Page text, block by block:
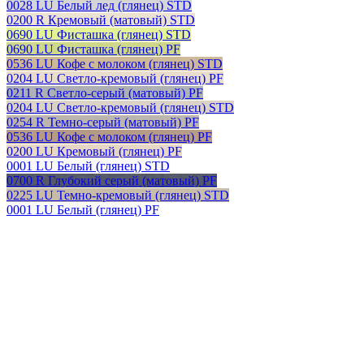
0028 LU Белый лед (глянец) STD
0200 R Кремовый (матовый) STD
0690 LU Фисташка (глянец) STD
0690 LU Фисташка (глянец) PF
0536 LU Кофе с молоком (глянец) STD
0204 LU Светло-кремовый (глянец) PF
0211 R Светло-серый (матовый) PF
0204 LU Светло-кремовый (глянец) STD
0254 R Темно-серый (матовый) PF
0536 LU Кофе с молоком (глянец) PF
0200 LU Кремовый (глянец) PF
0001 LU Белый (глянец) STD
0700 R Глубокий серый (матовый) PF
0225 LU Темно-кремовый (глянец) STD
0001 LU Белый (глянец) PF